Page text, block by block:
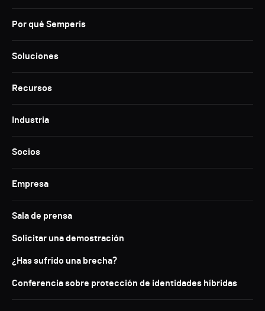
Por qué Semperis
Soluciones
Recursos
Industria
Socios
Empresa
Sala de prensa
Solicitar una demostración
¿Has sufrido una brecha?
Conferencia sobre protección de identidades híbridas